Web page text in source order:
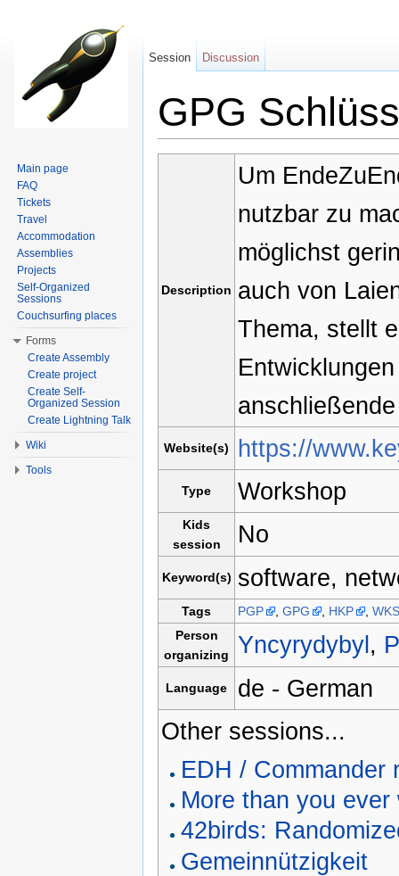
GPG
Description
Um
nutzbar zu
möglichst
auch von
Thema, stellt
Website(s) https://
Type Workshop
Kids
session
No
Keyword(s) software,
Tags PGP , GPG , HKP , WKS
Person
organizing
Yncyrydybyl ,
Language
de - German
Other sessions...
EDH / Commander
More than you
42birds:
Gemeinnützigkeit
Session Discussion
Main page
FAQ
Tickets
Travel
Accommodation
Assemblies
Projects
Self-Organized
Sessions
Couchsurfing places
Forms
Create Assembly
Create project
Create Self-
Organized Session
Create Lightning Talk
Wiki
Tools